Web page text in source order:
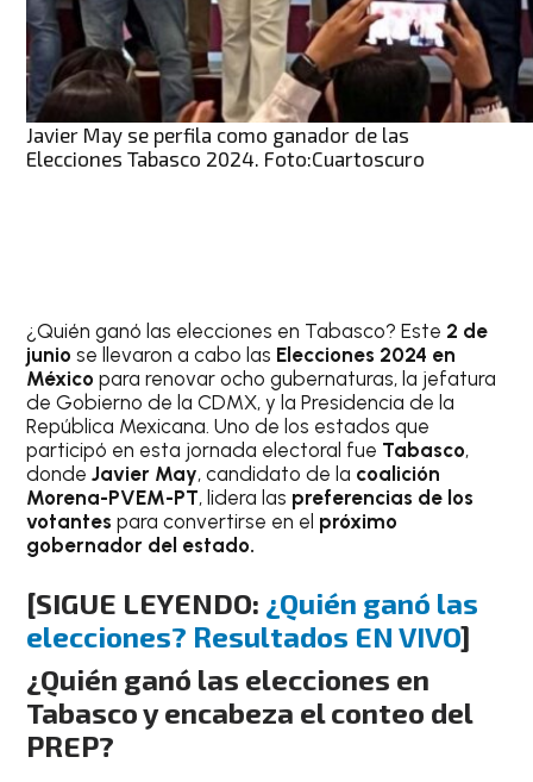
Javier May se perfila como ganador de las
Elecciones Tabasco 2024. Foto:Cuartoscuro
¿Quién ganó las elecciones en Tabasco? Este 2 de
junio se llevaron a cabo las Elecciones 2024 en
México para renovar ocho gubernaturas, la jefatura
de Gobierno de la CDMX, y la Presidencia de la
República Mexicana. Uno de los estados que
participó en esta jornada electoral fue Tabasco,
dondeJavier May, candidato de la coalición
Morena-PVEM-PT, lidera las preferencias de los
votantes para convertirse en el próximo
gobernador del estado.
[SIGUE LEYENDO: ¿Quién ganó las
elecciones? Resultados EN VIVO]
¿Quién ganó las elecciones en
Tabasco y encabeza el conteo del
PREP?